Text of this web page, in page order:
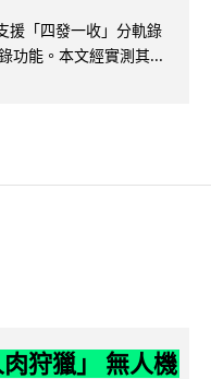
援「四發一收」分軌錄
功能。本文經實測其...
狩獵」 無人機